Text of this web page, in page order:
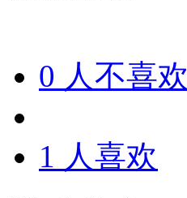
0 人不喜欢
1 人喜欢